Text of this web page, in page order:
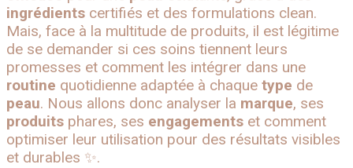
ingrédients certifiés et des formulations clean.
Mais, face à la multitude de produits, il est légitime
de se demander si ces soins tiennent leurs
promesses et comment les intégrer dans une
routine quotidienne adaptée à chaque type de
peau. Nous allons donc analyser la marque, ses
produits phares, ses engagements et comment
optimiser leur utilisation pour des résultats visibles
et durables ✨.